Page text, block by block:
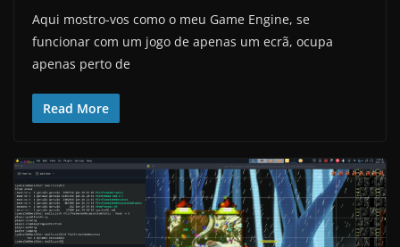
Aqui mostro-vos como o meu Game Engine, se
funcionar com um jogo de apenas um ecrã, ocupa
apenas perto de
Read More